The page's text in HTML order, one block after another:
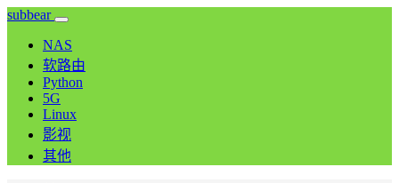
subbear
NAS
软路由
Python
5G
Linux
影视
其他